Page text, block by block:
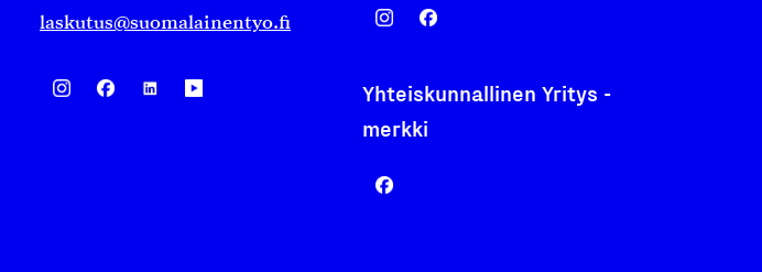
laskutus@suomalainentyo.fi
Yhteiskunnallinen Yritys -
merkki